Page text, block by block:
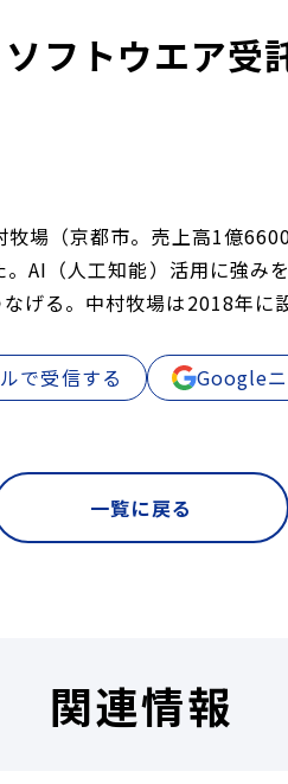
フトウエア受
牧場（京都市。売上高1億
AI（人工知能）活用に強み
げる。中村牧場は2018年に
で受信する Google
一覧に戻る
関連情報